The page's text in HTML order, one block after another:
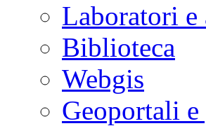
Laboratori e
Biblioteca
Webgis
Geoportali